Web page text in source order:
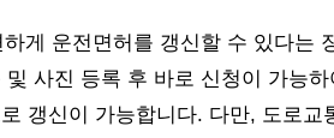
게 운전면허를 갱신할 수 있다는
사진 등록 후 바로 신청이 가능하
갱신이 가능합니다. 다만, 도로교